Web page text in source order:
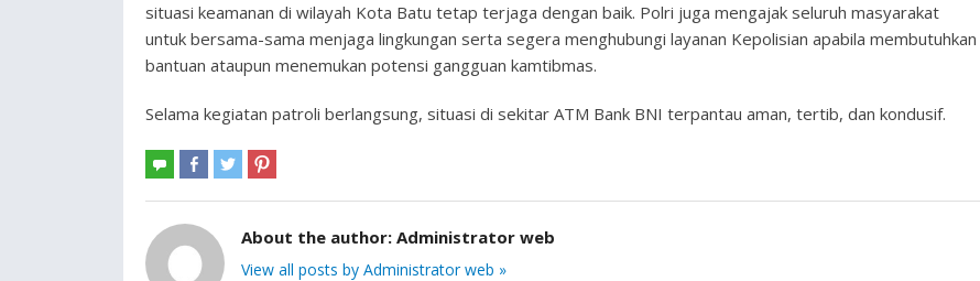
situasi keamanan di wilayah Kota Batu tetap terjaga dengan baik. Polri juga mengajak seluruh masyarakat
untuk bersama-sama menjaga lingkungan serta segera menghubungi layanan Kepolisian apabila membutuhkan
bantuan ataupun menemukan potensi gangguan kamtibmas.
Selama kegiatan patroli berlangsung, situasi di sekitar ATM Bank BNI terpantau aman, tertib, dan kondusif.
About the author: Administrator web
View all posts by Administrator web »